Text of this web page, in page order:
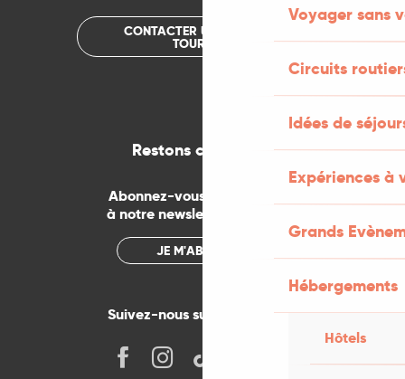
Voyager sans
Circuits
Idées de
Expériences à
Grands
Hébergements
Hôtels
CONTACTER UN OFFICE DE
TOURISME
Restons connectés
Abonnez-vous gratuitement
à notre newsletter mensuelle
JE M'ABONNE
Suivez-nous sur les réseaux !